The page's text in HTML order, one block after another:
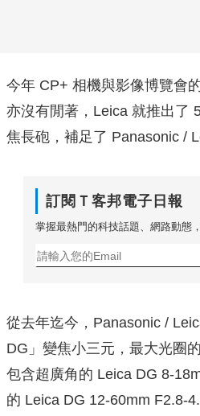
今年 CP+ 相機與影像博覽會
亦沒有閒著，Leica 就推出了
焦長砲，補足了 Panasonic /
訂閱Ｔ客邦電子日報
掌握最熱門的科技話題、網路動態
從去年迄今，Panasonic /
DG」變焦小三元，最大光圈
包含超廣角的 Leica DG 8-
的 Leica DG 12-60mm F2.8-